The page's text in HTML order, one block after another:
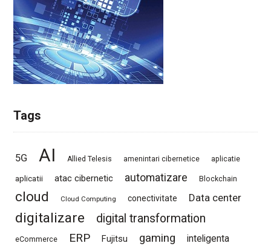
Tags
5G AI Allied Telesis amenintari cibernetice aplicatie
aplicatii atac cibernetic automatizare Blockchain
cloud Cloud Computing conectivitate Data center
digitalizare digital transformation
eCommerce ERP Fujitsu gaming
inteligenta